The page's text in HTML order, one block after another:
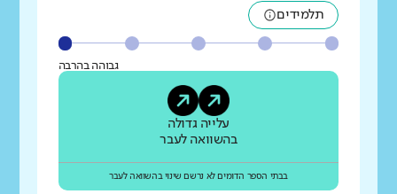
תלמידים
גבוהה בהרבה
עלייה גדולה
בהשוואה לעבר
בבתי הספר הדומים לא נרשם שינוי בהשוואה לעבר